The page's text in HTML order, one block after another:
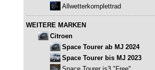
Allwetterkomplettrad
WEITERE MARKEN
Citroen
Space Tourer ab MJ 2024
Space Tourer bis MJ 2023